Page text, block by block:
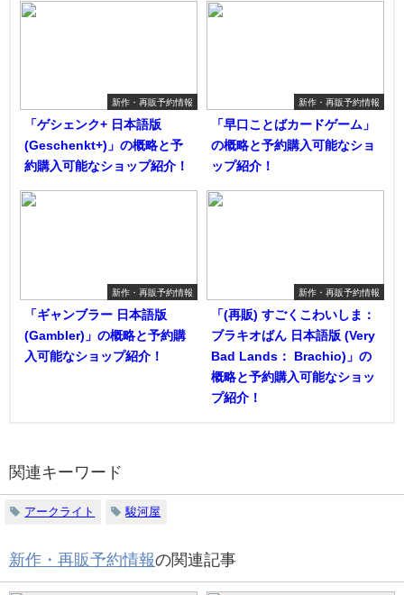
新作・再販予約情報
「ゲシェンク+ 日本語版
(Geschenkt+)」の概略と予
約購入可能なショップ紹介！
新作・再販予約情報
「早口ことばカードゲーム」
の概略と予約購入可能なショ
ップ紹介！
新作・再販予約情報
「ギャンブラー 日本語版
(Gambler)」の概略と予約購
入可能なショップ紹介！
新作・再販予約情報
「(再販) すごくこわいしま：
ブラキオばん 日本語版 (Very
Bad Lands： Brachio)」の
概略と予約購入可能なショッ
プ紹介！
関連キーワード
アークライト 駿河屋
新作・再販予約情報の関連記事